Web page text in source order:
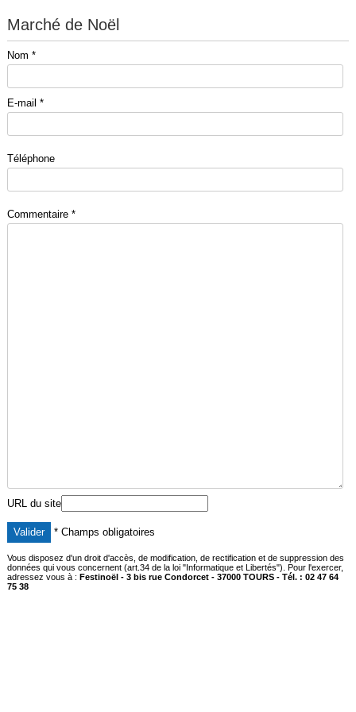
Marché de Noël
Nom *
E-mail *
Téléphone
Commentaire *
URL du site
* Champs obligatoires
Vous disposez d'un droit d'accès, de modification, de rectification et de suppression des
données qui vous concernent (art.34 de la loi "Informatique et Libertés"). Pour l'exercer,
adressez vous à : Festinoël - 3 bis rue Condorcet - 37000 TOURS - Tél. : 02 47 64
75 38